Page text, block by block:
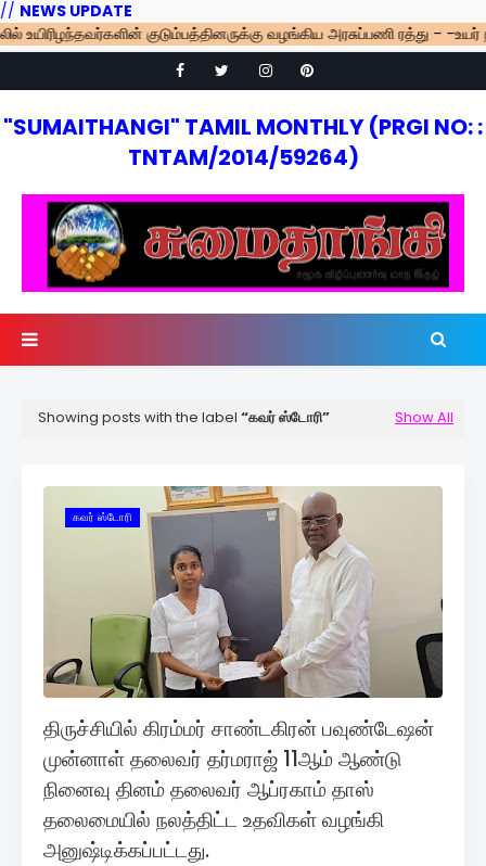
// NEWS UPDATE
குடும்பத்தினருக்கு வழங்கிய அரசுப்பணி ரத்து - -உயர் நீதிமன்ற
"SUMAITHANGI" TAMIL MONTHLY (PRGI NO: :
TNTAM/2014/59264)
Showing posts with the label கவர் ஸ்டோரி Show All
கவர் ஸ்டோரி
திருச்சியில் கிரம்மர் சாண்டகிரன் பவுண்டேஷன்
முன்னாள் தலைவர் தர்மராஜ் 11ஆம் ஆண்டு
நினைவு தினம் தலைவர் ஆப்ரகாம் தாஸ்
தலைமையில் நலத்திட்ட உதவிகள் வழங்கி
அனுஷ்டிக்கப்பட்டது.